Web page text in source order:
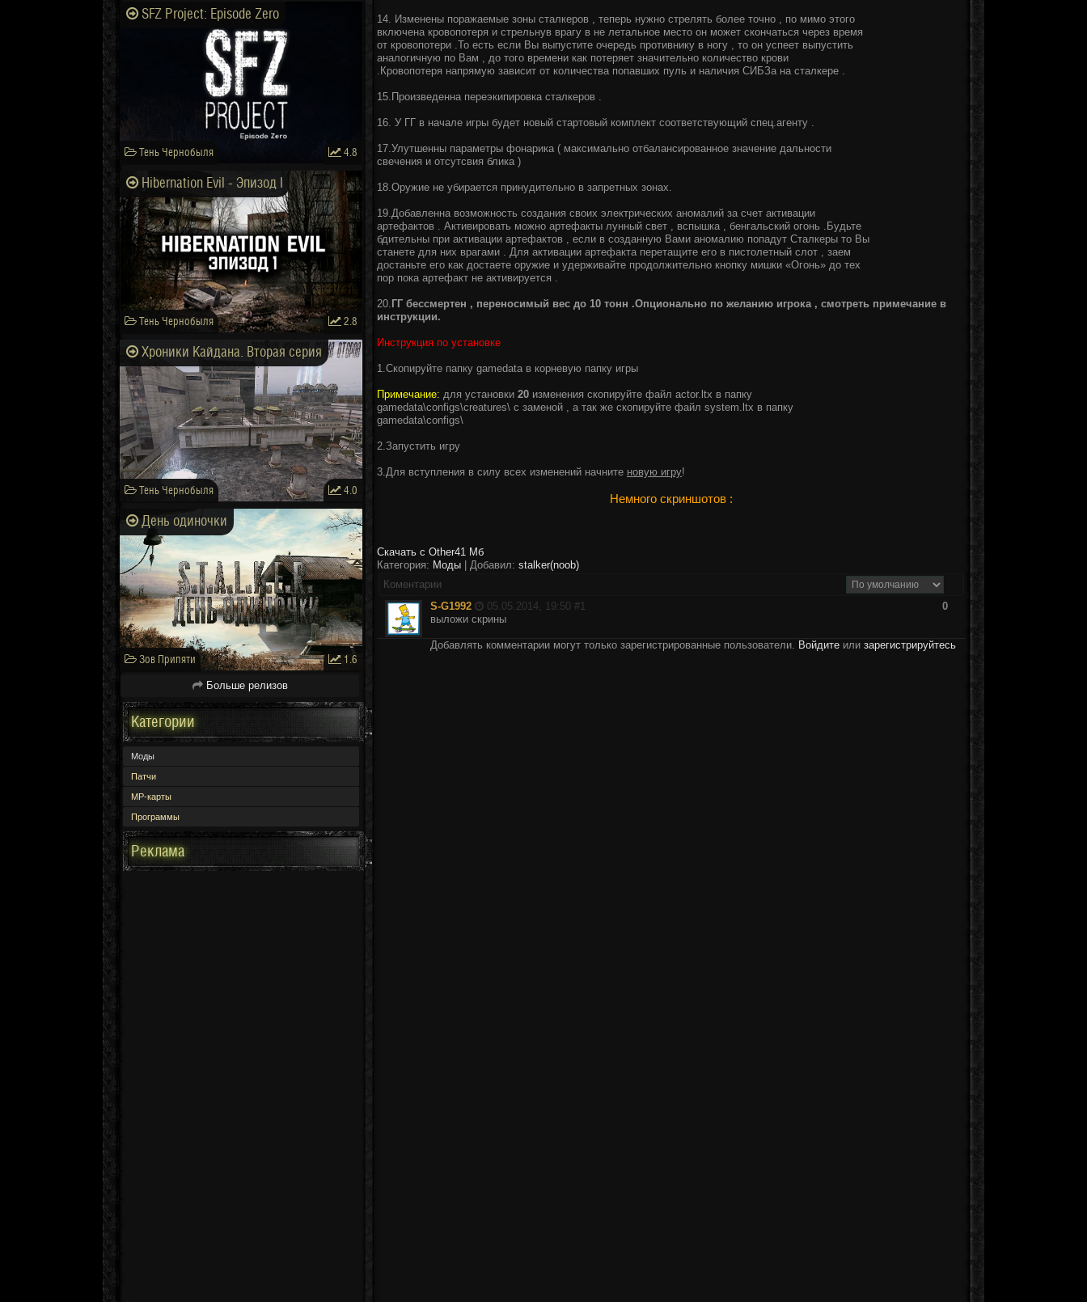
14. Изменены поражаемые зоны сталкеров , теперь нужно стрелять более точно , по мимо этого
включена кровопотеря и стрельнув врагу в не летальное место он может скончаться через время
от кровопотери .То есть если Вы выпустите очередь противнику в ногу , то он успеет выпустить
аналогичную по Вам , до того времени как потеряет значительно количество крови
.Кровопотеря напрямую зависит от количества попавших пуль и наличия СИБЗа на сталкере .
15.Произведенна переэкипировка сталкеров .
16. У ГГ в начале игры будет новый стартовый комплект соответствующий спец.агенту .
17.Улутшенны параметры фонарика ( максимально отбалансированное значение дальности
свечения и отсутсвия блика )
18.Оружие не убирается принудительно в запретных зонах.
19.Добавленна возможность создания своих электрических аномалий за счет активации
артефактов . Активировать можно артефакты лунный свет , вспышка , бенгальский огонь .Будьте
бдительны при активации артефактов , если в созданную Вами аномалию попадут Сталкеры то Вы
станете для них врагами . Для активации артефакта перетащите его в пистолетный слот , заем
достаньте его как достаете оружие и удерживайте продолжительно кнопку мишки «Огонь» до тех
пор пока артефакт не активируется .
20. ГГ бессмертен , переносимый вес до 10 тонн .Опционально по желанию игрока , смотреть примечание в
инструкции.
Инструкция по установке
1.Скопируйте папку gamedata в корневую папку игры
Примечание: для установки 20 изменения скопируйте файл actor.ltx в папку
gamedata\configs\creatures\ с заменой , а так же скопируйте файл system.ltx в папку
gamedata\configs\
2.Запустить игру
3.Для вступления в силу всех изменений начните новую игру!
Немного скриншотов :
Скачать с Other41 Мб
Категория: Моды | Добавил: stalker(noob)
Коментарии
S-G1992
05.05.2014, 19:50 #1
0
выложи скрины
Добавлять комментарии могут только зарегистрированные пользователи. Войдите или зарегистрируйтесь
SFZ Project: Episode Zero
Тень Чернобыля 4.8
Hibernation Evil - Эпизод I
Тень Чернобыля 2.8
Хроники Кайдана. Вторая серия
Тень Чернобыля 4.0
День одиночки
Зов Припяти 1.6
Больше релизов
Категории
Моды
Патчи
МР-карты
Программы
Реклама